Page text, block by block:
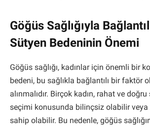
Göğüs Sağlığıyla
Sütyen Bedeninin Önemi
Göğüs sağlığı, kadınlar için önemli bir
bedeni, bu sağlıkla bağlantılı bir faktör
alınmalıdır. Birçok kadın, rahat ve
seçimi konusunda bilinçsiz olabilir veya
sahip olabilir. Bu nedenle, göğüs